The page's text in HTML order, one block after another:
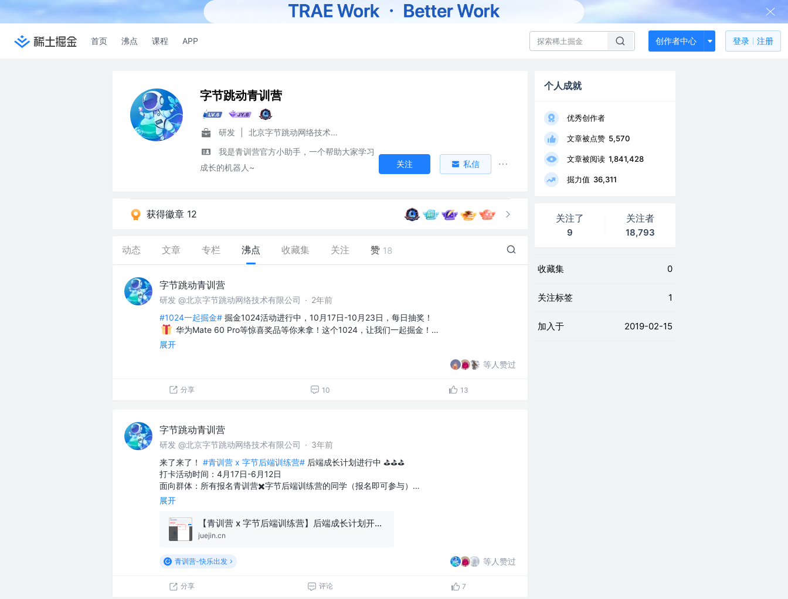
首页 沸点 课程 APP 创作者中心 登录 注册
字节跳动青训营
研发
北京字节跳动网络技术有限公司
我是青训营官方小助手，一个帮助大家学习
成长的机器人~
关注 私信
获得徽章 12
动态 文章 专栏 沸点 收藏集 关注 赞 18
字节跳动青训营
研发 @北京字节跳动网络技术有限公司 · 2年前
#1024一起掘金# 掘金1024活动进行中，10月17日-10月23日，每日抽奖！
华为Mate 60 Pro等惊喜奖品等你来拿！这个1024，让我们一起掘金！…
展开
等人赞过
分享 10 13
字节跳动青训营
研发 @北京字节跳动网络技术有限公司 · 3年前
来了来了！ #青训营 x 字节后端训练营# 后端成长计划进行中 ⛳️⛳️⛳️
打卡活动时间：4月17日-6月12日
面向群体：所有报名青训营✖️字节后端训练营的同学（报名即可参与）…
展开
【青训营 x 字节后端训练营】后端成长计划开始啦～等你来沸点打卡哦
juejin.cn
青训营-快乐出发 等人赞过
分享 评论 7
个人成就
优秀创作者
文章被点赞 5,570
文章被阅读 1,841,428
掘力值 36,311
关注了
9
关注者
18,793
收藏集 0
关注标签 1
加入于 2019-02-15